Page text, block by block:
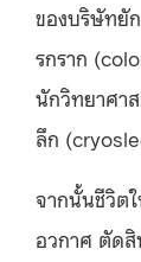
ของบริษัทยั
รกราก
นักวิทยาศา
ลึก
จากนั้นชีวิต
อวกาศ ตัดสิ